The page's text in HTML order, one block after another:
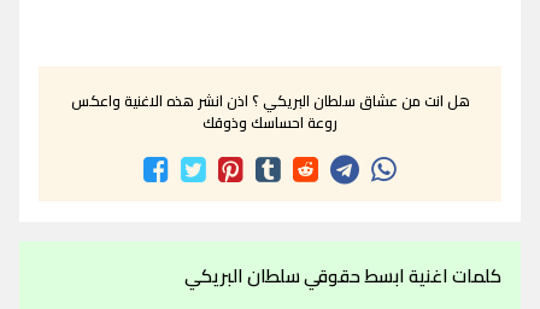
هل انت من عشاق سلطان البريكي ؟ اذن انشر هذه الاغنية واعكس
روعة احساسك وذوقك
كلمات اغنية ابسط حقوقي سلطان البريكي